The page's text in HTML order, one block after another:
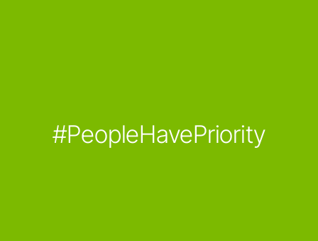
#PeopleHavePriority